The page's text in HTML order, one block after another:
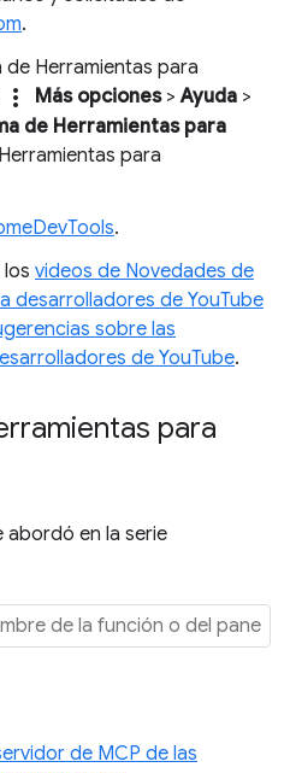
.
Herramientas para
more_vert Más opciones>Ayuda >
de Herramientas para
para
.
videos de Novedades de
desarrolladores de YouTube
sobre las
de YouTube.
para
abordó en la serie
de MCP de las